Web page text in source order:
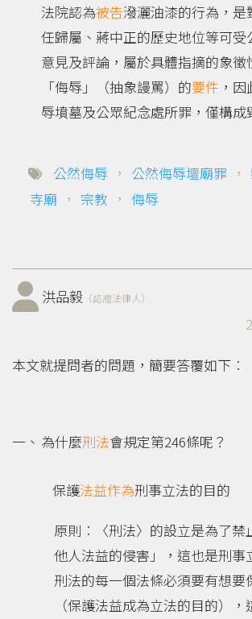
法院認為被告潑灑油漆的行為，是
任歸屬、蔣中正的歷史地位等可受
意見及評論，屬於具體指摘的象
「侮辱」（抽象謾罵）的要件 ，
辱墳墓及公眾紀念處所罪，僅構成
公然侮辱 ， 公然侮辱壇廟罪 ，
寺廟 ， 宗教 ， 侮辱
洪品毅 （認證法律人）
本文就提問者的問題，簡要答覆如下︰
為什麼刑法會規定第246條呢？
保護法益作為刑事立法的目的
原則︰〈刑法〉的設立是為了禁
他人法益的侵害」，這也是刑事
刑法的每一個法條必須要有想要
（保護法益成為立法的目的）